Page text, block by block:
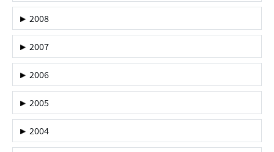
2008
2007
2006
2005
2004